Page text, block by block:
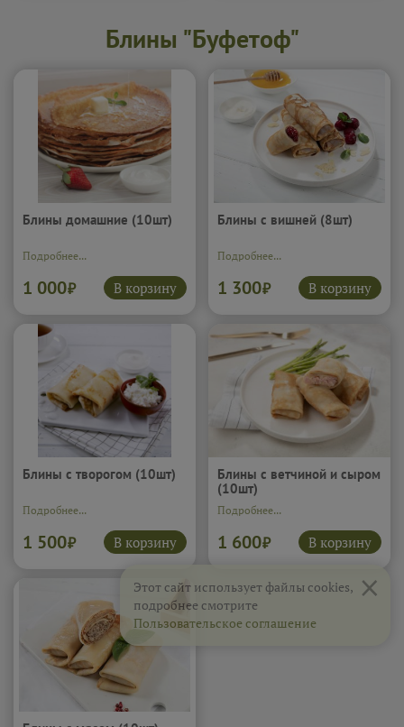
Блины "Буфетоф"
Блины домашние (10шт)
Подробнее...
1 000₽ В корзину
Блины с вишней (8шт)
Подробнее...
1 300₽ В корзину
Блины с творогом (10шт)
Подробнее...
1 500₽ В корзину
Блины с ветчиной и сыром
(10шт)
Подробнее...
1 600₽ В корзину
×
Этот сайт использует файлы cookies,
подробнее смотрите
Пользовательское соглашение